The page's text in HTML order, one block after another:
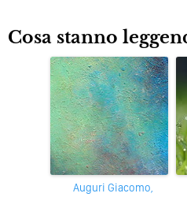
Cosa stanno
Auguri Giacomo,